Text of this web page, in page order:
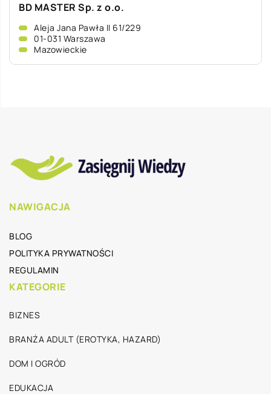
BD MASTER Sp. z o.o.
Aleja Jana Pawła II 61/229
01-031 Warszawa
Mazowieckie
NAWIGACJA
BLOG
POLITYKA PRYWATNOŚCI
REGULAMIN
KATEGORIE
BIZNES
BRANŻA ADULT (EROTYKA, HAZARD)
DOM I OGRÓD
EDUKACJA